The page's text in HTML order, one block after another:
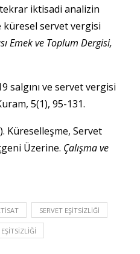
tekrar iktisadi analizin
servet vergisi
Emek ve Toplum Dergisi,
salgını ve servet vergisi
5(1), 95-131.
Küreselleşme, Servet
Üzerine. Çalışma ve
SERVET EŞITSIZLIĞI